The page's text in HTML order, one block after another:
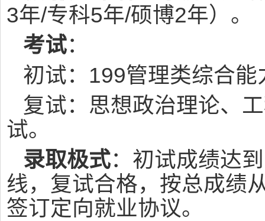
3年/专科5年/硕博2年）。
考试：
初试：199管理类综合
复试：思想政治理论、
试。
录取极式：初试成绩达
线，复试合格，按总成绩
签订定向就业协议。